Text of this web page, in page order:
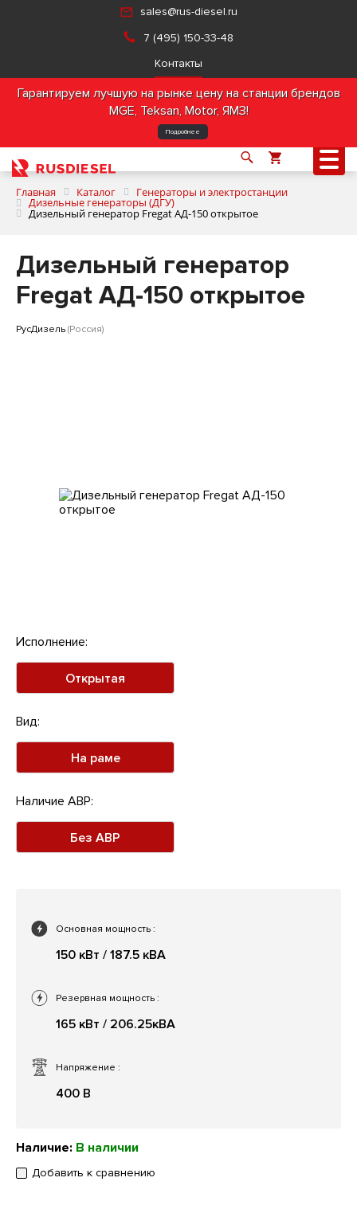
sales@rus-diesel.ru
7 (495) 150-33-48
Контакты
Гарантируем лучшую на рынке цену на станции брендов
MGE, Teksan, Motor, ЯМЗ!
Подробнее
Продукция
Главная Каталог Генераторы и электростанции
Дизельные генераторы (ДГУ)
Дизельный генератор Fregat АД-150 открытое
Дизельный генератор
Fregat АД-150 открытое
РусДизель (Россия)
Исполнение:
Открытая
Вид:
На раме
Наличие АВР:
Без АВР
Основная мощность :
150 кВт / 187.5 кВА
Напряжение :
400 В
Резервная мощность :
165 кВт / 206.25кВА
Наличие: В наличии
Добавить к сравнению